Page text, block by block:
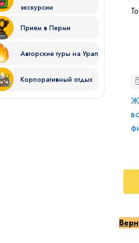
экскурсии
Прием в Перми
Авторские туры на Урал
Корпоративный отдых